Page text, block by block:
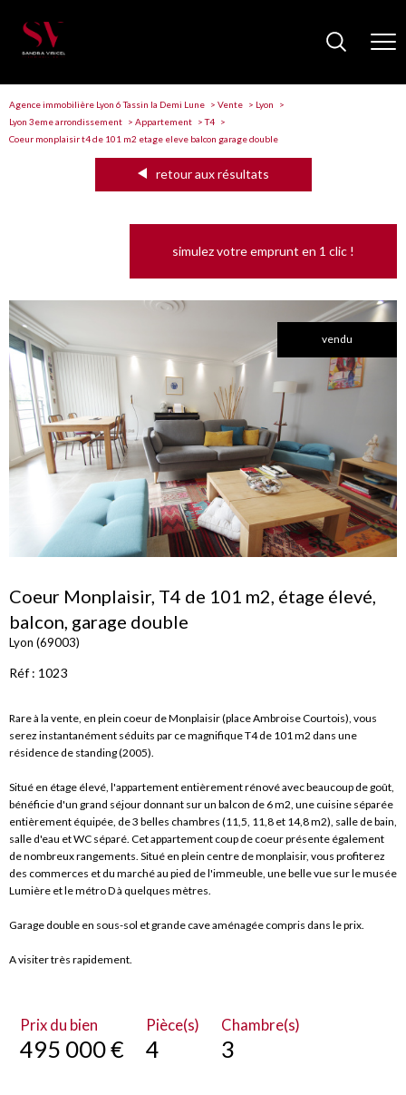
Agence immobilière Lyon 6 Tassin la Demi Lune Vente
Lyon
Lyon 3eme arrondissement
Appartement
T4
Coeur monplaisir t4 de 101 m2 etage eleve balcon garage double
retour aux résultats
simulez votre emprunt en 1 clic !
vendu
Coeur Monplaisir, T4 de 101 m2, étage élevé,
balcon, garage double
Lyon (69003)
Réf : 1023
Rare à la vente, en plein coeur de Monplaisir (place Ambroise Courtois), vous
serez instantanément séduits par ce magnifique T4 de 101 m2 dans une
résidence de standing (2005).
Situé en étage élevé, l'appartement entièrement rénové avec beaucoup de goût,
bénéficie d'un grand séjour donnant sur un balcon de 6 m2, une cuisine séparée
entièrement équipée, de 3 belles chambres (11,5, 11,8 et 14,8 m2), salle de bain,
salle d'eau et WC séparé. Cet appartement coup de coeur présente également
de nombreux rangements. Situé en plein centre de monplaisir, vous profiterez
des commerces et du marché au pied de l'immeuble, une belle vue sur le musée
Lumière et le métro D à quelques mètres.
Garage double en sous-sol et grande cave aménagée compris dans le prix.
A visiter très rapidement.
Prix du bien
495 000 €
Pièce(s)
4
Chambre(s)
3